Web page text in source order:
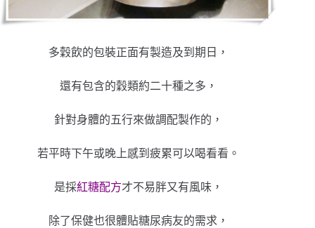
多穀飲的包裝正面有製造及到期日，
還有包含的穀類約二十種之多，
針對身體的五行來做調配製作的，
若平時下午或晚上感到疲累可以喝看看。
是採紅糖配方才不易胖又有風味，
除了保健也很體貼糖尿病友的需求，